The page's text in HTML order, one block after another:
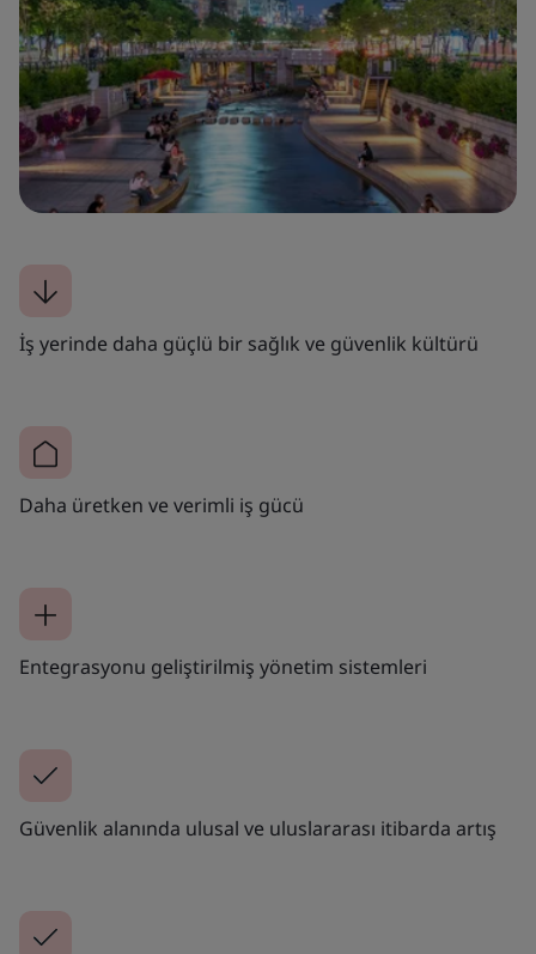
İş yerinde daha güçlü bir sağlık ve güvenlik kültürü
Daha üretken ve verimli iş gücü
Entegrasyonu geliştirilmiş yönetim sistemleri
Güvenlik alanında ulusal ve uluslararası itibarda artış